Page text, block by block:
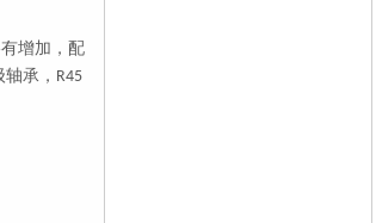
增加，配
承， R45